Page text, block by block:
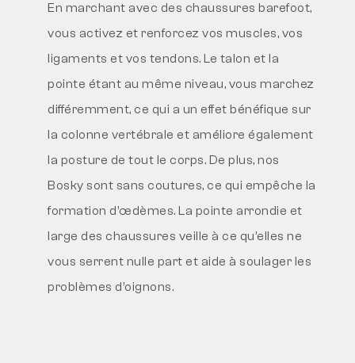
En marchant avec des chaussures barefoot,
vous activez et renforcez vos muscles, vos
ligaments et vos tendons. Le talon et la
pointe étant au même niveau, vous marchez
différemment, ce qui a un effet bénéfique sur
la colonne vertébrale et améliore également
la posture de tout le corps. De plus, nos
Bosky sont sans coutures, ce qui empêche la
formation d’œdèmes. La pointe arrondie et
large des chaussures veille à ce qu’elles ne
vous serrent nulle part et aide à soulager les
problèmes d’oignons.